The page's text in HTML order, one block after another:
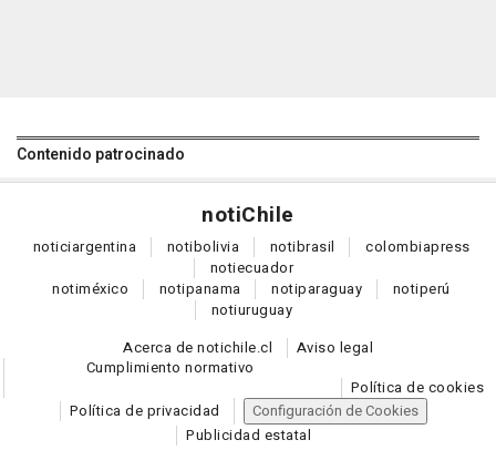
Contenido patrocinado
notiChile
noticiargentina notibolivia notibrasil colombiapress
notiecuador
notiméxico notipanama notiparaguay notiperú
notiuruguay
Acerca de notichile.cl
Aviso legal
Cumplimiento normativo
Política de cookies
Política de privacidad
Configuración de Cookies
Publicidad estatal